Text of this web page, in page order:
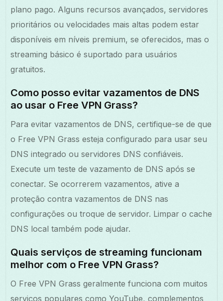
plano pago. Alguns recursos avançados, servidores
prioritários ou velocidades mais altas podem estar
disponíveis em níveis premium, se oferecidos, mas o
streaming básico é suportado para usuários
gratuitos.
Como posso evitar vazamentos de DNS
ao usar o Free VPN Grass?
Para evitar vazamentos de DNS, certifique-se de que
o Free VPN Grass esteja configurado para usar seu
DNS integrado ou servidores DNS confiáveis.
Execute um teste de vazamento de DNS após se
conectar. Se ocorrerem vazamentos, ative a
proteção contra vazamentos de DNS nas
configurações ou troque de servidor. Limpar o cache
DNS local também pode ajudar.
Quais serviços de streaming funcionam
melhor com o Free VPN Grass?
O Free VPN Grass geralmente funciona com muitos
serviços populares como YouTube, complementos